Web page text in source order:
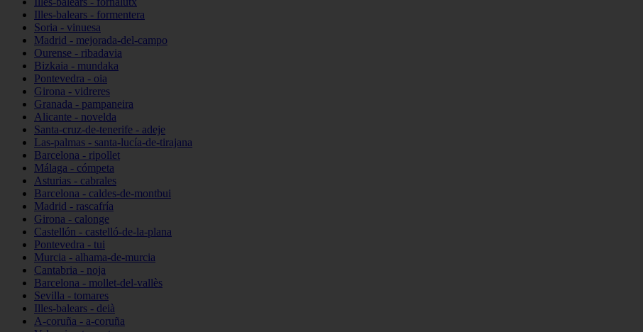
Illes-balears - formentera
Soria - vinuesa
Madrid - mejorada-del-campo
Ourense - ribadavia
Bizkaia - mundaka
Pontevedra - oia
Girona - vidreres
Granada - pampaneira
Alicante - novelda
Santa-cruz-de-tenerife - adeje
Las-palmas - santa-lucía-de-tirajana
Barcelona - ripollet
Málaga - cómpeta
Asturias - cabrales
Barcelona - caldes-de-montbui
Madrid - rascafría
Girona - calonge
Castellón - castelló-de-la-plana
Pontevedra - tui
Murcia - alhama-de-murcia
Cantabria - noja
Barcelona - mollet-del-vallès
Sevilla - tomares
Illes-balears - deià
A-coruña - a-coruña